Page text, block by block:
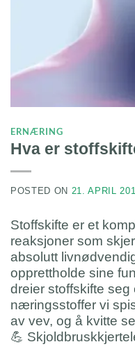
ERNÆRING
Hva er
POSTED ON 21. APRIL
Stoffskifte er et
reaksjoner som
absolutt
opprettholde sine
dreier stoffskifte
næringsstoffer vi
av vev, og å kvitte
💪